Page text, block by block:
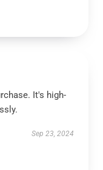
It's high-
Sep 23, 2024